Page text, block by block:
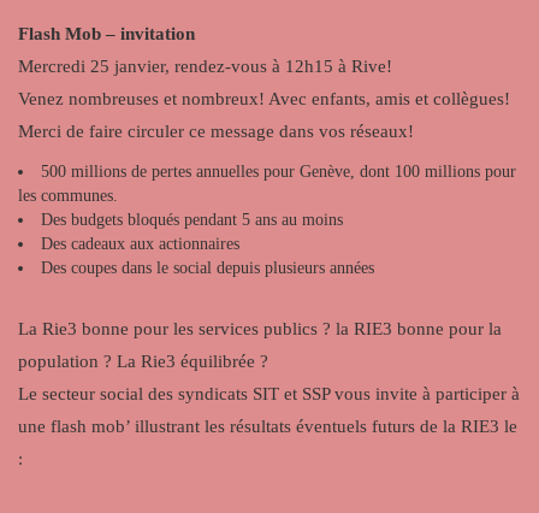
Flash Mob – invitation
Mercredi 25 janvier, rendez-vous à 12h15 à Rive!
Venez nombreuses et nombreux! Avec enfants, amis et collègues!
Merci de faire circuler ce message dans vos réseaux!
500 millions de pertes annuelles pour Genève, dont 100 millions pour
les communes.
Des budgets bloqués pendant 5 ans au moins
Des cadeaux aux actionnaires
Des coupes dans le social depuis plusieurs années
La Rie3 bonne pour les services publics ? la RIE3 bonne pour la
population ? La Rie3 équilibrée ?
Le secteur social des syndicats SIT et SSP vous invite à participer à
une flash mob’ illustrant les résultats éventuels futurs de la RIE3 le
: